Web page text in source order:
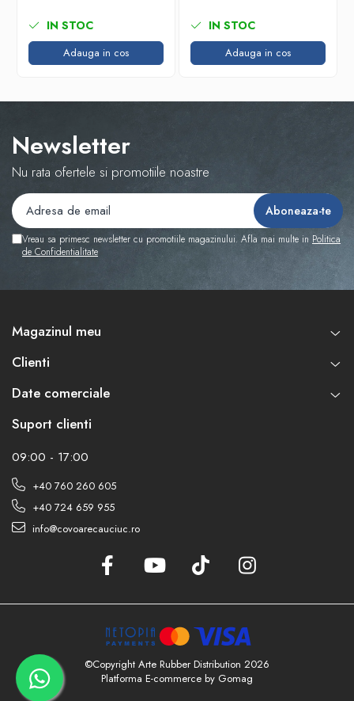
IN STOC
Adauga in cos
IN STOC
Adauga in cos
Newsletter
Nu rata ofertele si promotiile noastre
Vreau sa primesc newsletter cu promotiile magazinului. Afla mai multe in Politica
de Confidentialitate
Magazinul meu
Clienti
Date comerciale
Suport clienti
09:00 - 17:00
+40 760 260 605
+40 724 659 955
info@covoarecauciuc.ro
©Copyright Arte Rubber Distribution 2026
Platforma E-commerce by Gomag